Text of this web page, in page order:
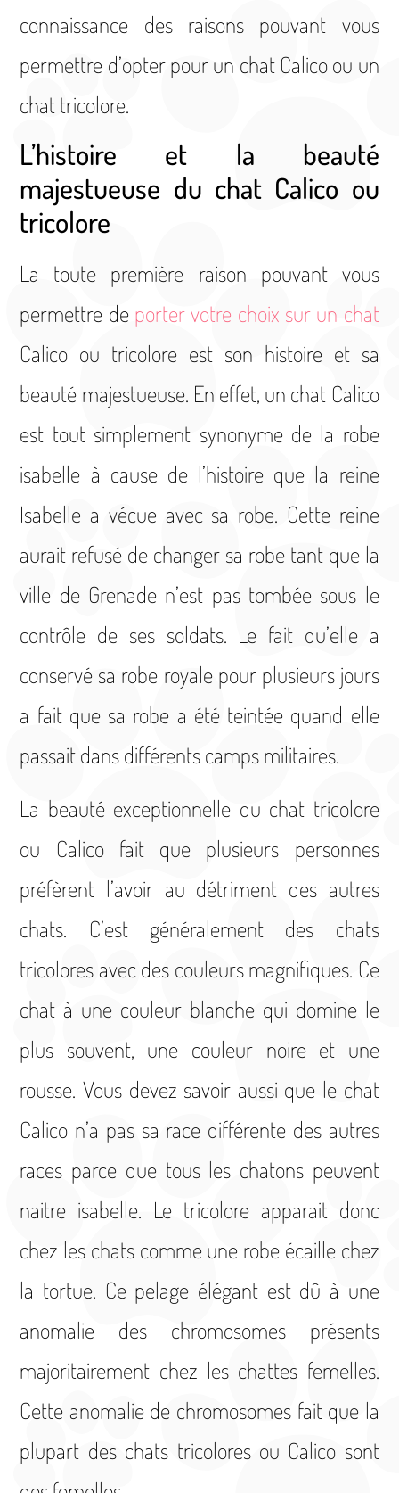
connaissance des raisons pouvant vous
permettre d’opter pour un chat Calico ou un
chat tricolore.
L’histoire et la beauté
majestueuse du chat Calico ou
tricolore
La toute première raison pouvant vous
permettre de porter votre choix sur un chat
Calico ou tricolore est son histoire et sa
beauté majestueuse. En effet, un chat Calico
est tout simplement synonyme de la robe
isabelle à cause de l’histoire que la reine
Isabelle a vécue avec sa robe. Cette reine
aurait refusé de changer sa robe tant que la
ville de Grenade n’est pas tombée sous le
contrôle de ses soldats. Le fait qu’elle a
conservé sa robe royale pour plusieurs jours
a fait que sa robe a été teintée quand elle
passait dans différents camps militaires.
La beauté exceptionnelle du chat tricolore
ou Calico fait que plusieurs personnes
préfèrent l’avoir au détriment des autres
chats. C’est généralement des chats
tricolores avec des couleurs magnifiques. Ce
chat à une couleur blanche qui domine le
plus souvent, une couleur noire et une
rousse. Vous devez savoir aussi que le chat
Calico n’a pas sa race différente des autres
races parce que tous les chatons peuvent
naitre isabelle. Le tricolore apparait donc
chez les chats comme une robe écaille chez
la tortue. Ce pelage élégant est dû à une
anomalie des chromosomes présents
majoritairement chez les chattes femelles.
Cette anomalie de chromosomes fait que la
plupart des chats tricolores ou Calico sont